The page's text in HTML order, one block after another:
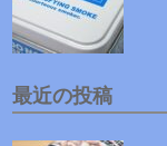
最近の投稿